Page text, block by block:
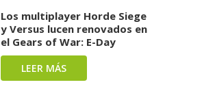
Los multiplayer Horde Siege
y Versus lucen renovados en
el Gears of War: E-Day
LEER MÁS